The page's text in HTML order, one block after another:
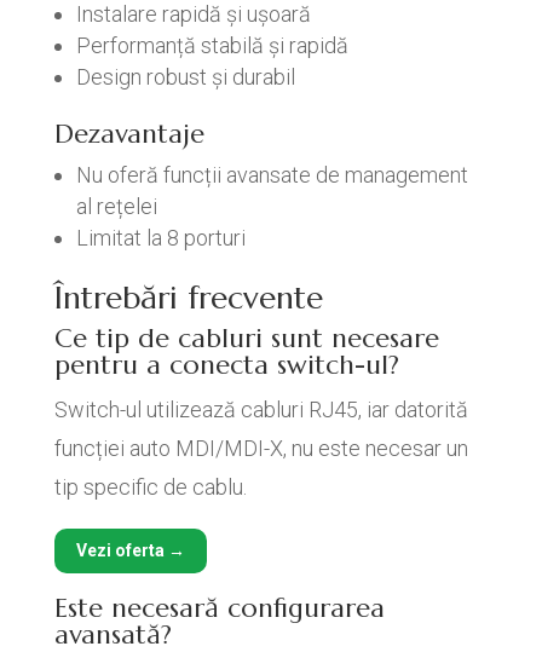
Instalare rapidă și ușoară
Performanță stabilă și rapidă
Design robust și durabil
Dezavantaje
Nu oferă funcții avansate de management
al rețelei
Limitat la 8 porturi
Întrebări frecvente
Ce tip de cabluri sunt necesare
pentru a conecta switch-ul?
Switch-ul utilizează cabluri RJ45, iar datorită
funcției auto MDI/MDI-X, nu este necesar un
tip specific de cablu.
Vezi oferta →
Este necesară configurarea
avansată?